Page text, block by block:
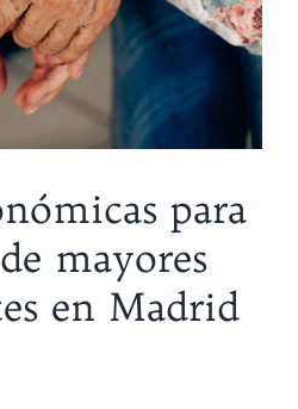
para
mayores
en Madrid